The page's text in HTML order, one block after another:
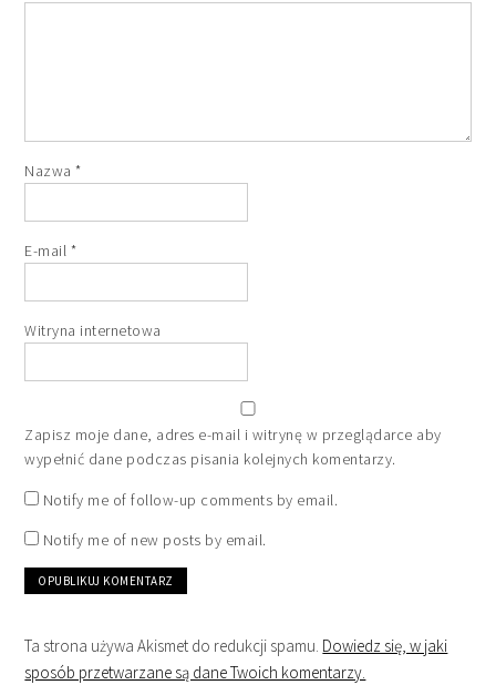
Nazwa*
E-mail *
Witryna internetowa
Zapisz moje dane, adres e-mail i witrynę w przeglądarce aby
wypełnić dane podczas pisania kolejnych komentarzy.
Notify me of follow-up comments by email.
Notify me of new posts by email.
Ta strona używa Akismet do redukcji spamu. Dowiedz się, w jaki
sposób przetwarzane są dane Twoich komentarzy.